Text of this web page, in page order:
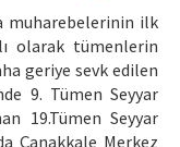
muharebelerinin ilk
olarak tümenlerin
geriye sevk edilen
9. Tümen Seyyar
19.Tümen Seyyar
Çanakkale Merkez